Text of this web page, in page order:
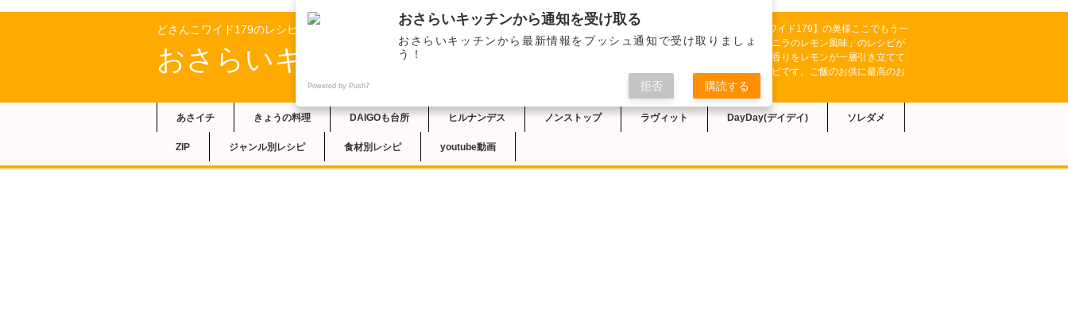
どさんこワイド179のレシピ
おさらいキッチン
2023/1/27の札幌テレビ系【どさんこワイド179】の奥様ここでもう一
品では、星澤雅也さんにより「鶏肉とニラのレモン風味」のレシピが
紹介されました。鶏肉の旨味とニラの香りをレモンが一層引き立てて
くれる、フライパン一つでできるレシピです。ご飯のお供に最高のお
かずができました。
あさイチ きょうの料理 DAIGOも台所 ヒルナンデス ノンストップ ラヴィット DayDay(デイデイ) ソレダメ
ZIP ジャンル別レシピ 食材別レシピ youtube動画
おさらいキッチンから通知を受け取る
おさらいキッチンから最新情報をプッシュ通知で受け取りましょ
う！
Powered by Push7 拒否 購読する